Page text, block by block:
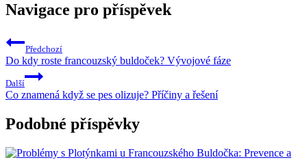
Navigace pro příspěvek
Předchozí
Do kdy roste francouzský buldoček? Vývojové fáze
Další
Co znamená když se pes olizuje? Příčiny a řešení
Podobné příspěvky